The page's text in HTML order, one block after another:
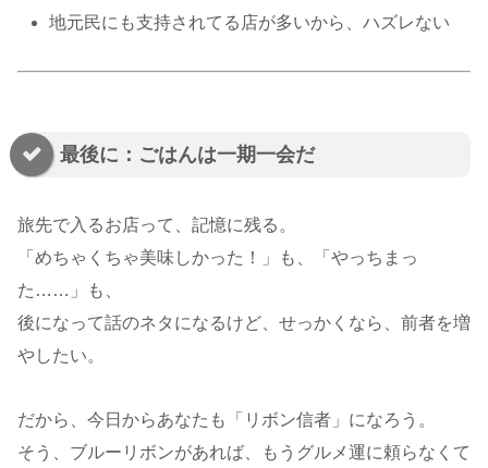
地元民にも支持されてる店が多いから、ハズレない
最後に：ごはんは一期一会だ
旅先で入るお店って、記憶に残る。
「めちゃくちゃ美味しかった！」も、「やっちまっ
た……」も、
後になって話のネタになるけど、せっかくなら、前者を増
やしたい。
だから、今日からあなたも「リボン信者」になろう。
そう、ブルーリボンがあれば、もうグルメ運に頼らなくて